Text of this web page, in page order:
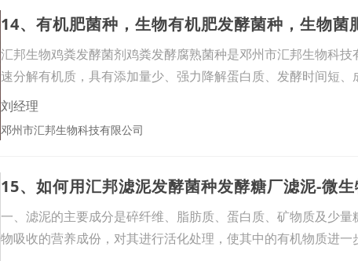
14、有机肥菌种，生物有机肥发酵菌种，生物菌
汇邦生物鸡粪发酵菌剂鸡粪发酵腐熟菌种是邓州市汇邦生物科
速分解有机质，具有添加量少、强力降解蛋白质、发酵时间短
生物
刘经理
邓州市汇邦生物科技有限公司
15、如何用汇邦滤泥发酵菌种发酵糖厂滤泥-微
一、滤泥的主要成分是碎纤维、脂肪质、蛋白质、矿物质及少
物吸收的营养成份，对其进行活化处理，使其中的有机物质进